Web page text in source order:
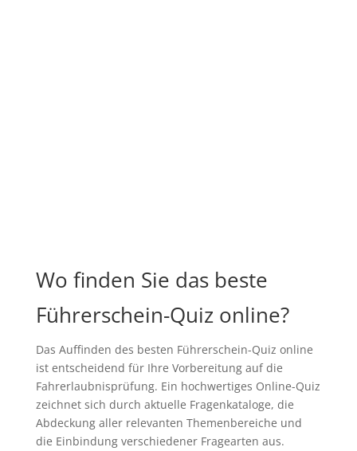
Wo finden Sie das beste
Führerschein-Quiz online?
Das Auffinden des besten Führerschein-Quiz online
ist entscheidend für Ihre Vorbereitung auf die
Fahrerlaubnisprüfung. Ein hochwertiges Online-Quiz
zeichnet sich durch aktuelle Fragenkataloge, die
Abdeckung aller relevanten Themenbereiche und
die Einbindung verschiedener Fragearten aus.